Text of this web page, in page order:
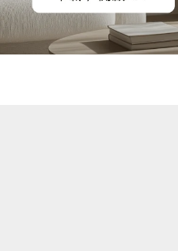
件，可能影響您退貨的權益，
原狀所必要的費用。
2. 如果您所購買的商品是電腦
DVD、食品、耗材、個人衛